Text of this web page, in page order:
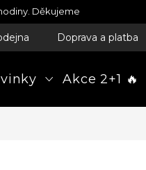
Děkujeme
Doprava a platba
Akce 2+1 🔥